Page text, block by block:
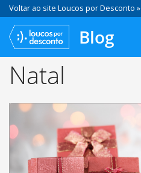
Voltar ao site Loucos por Desconto »
Blog
Natal